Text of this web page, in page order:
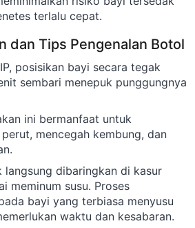
terlalu cepat.
dan Tips Pengenalan Botol
posisikan bayi secara tegak
sembari menepuk punggungnya
ini bermanfaat untuk
mencegah kembung, dan
langsung dibaringkan di kasur
meminum susu. Proses
bayi yang terbiasa menyusu
waktu dan kesabaran.